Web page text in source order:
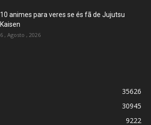
10 animes para veres se és fã de Jujutsu
Kaisen
6 , Agosto , 2026
35626
30945
9222